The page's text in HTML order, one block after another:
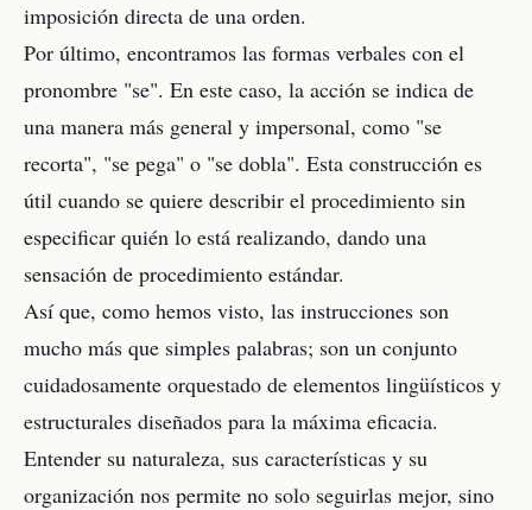
imposición directa de una orden.
Por último, encontramos las formas verbales con el
pronombre "se". En este caso, la acción se indica de
una manera más general y impersonal, como "se
recorta", "se pega" o "se dobla". Esta construcción es
útil cuando se quiere describir el procedimiento sin
especificar quién lo está realizando, dando una
sensación de procedimiento estándar.
Así que, como hemos visto, las instrucciones son
mucho más que simples palabras; son un conjunto
cuidadosamente orquestado de elementos lingüísticos y
estructurales diseñados para la máxima eficacia.
Entender su naturaleza, sus características y su
organización nos permite no solo seguirlas mejor, sino